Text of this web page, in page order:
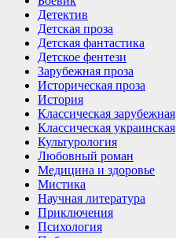
Детектив
Детская проза
Детская фантастика
Детское фентези
Зарубежная проза
Историческая проза
История
Классическая зарубежная
Классическая украинская
Культурология
Любовный роман
Медицина и здоровье
Мистика
Научная литература
Приключения
Психология